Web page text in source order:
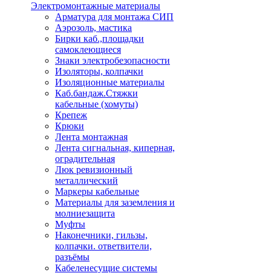
Электромонтажные материалы
Арматура для монтажа СИП
Аэрозоль, мастика
Бирки каб.,площадки
самоклеющиеся
Знаки электробезопасности
Изоляторы, колпачки
Изоляционные материалы
Каб.бандаж.Стяжки
кабельные (хомуты)
Крепеж
Крюки
Лента монтажная
Лента сигнальная, киперная,
оградительная
Люк ревизионный
металлический
Маркеры кабельные
Материалы для заземления и
молниезащита
Муфты
Наконечники, гильзы,
колпачки. ответвители,
разъёмы
Кабеленесущие системы